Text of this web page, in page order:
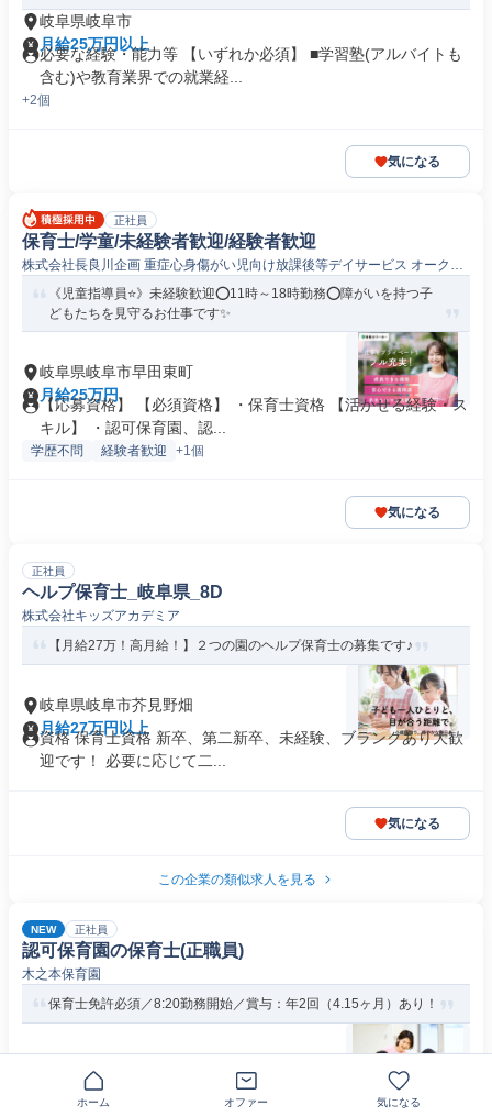
岐阜県岐阜市
月給25万円以上
必要な経験・能力等 【いずれか必須】 ■学習塾(アルバイトも
含む)や教育業界での就業経...
+2個
気になる
正社員
保育士/学童/未経験者歓迎/経験者歓迎
株式会社長良川企画 重症心身傷がい児向け放課後等デイサービス オークハ
《児童指導員⭐》未経験歓迎⭕11時～18時勤務⭕障がいを持つ子
どもたちを見守るお仕事です✨
岐阜県岐阜市早田東町
月給25万円
【応募資格】 【必須資格】 ・保育士資格 【活かせる経験・ス
キル】 ・認可保育園、認...
学歴不問 経験者歓迎 +1個
気になる
正社員
ヘルプ保育士_岐阜県_8D
株式会社キッズアカデミア
【月給27万！高月給！】２つの園のヘルプ保育士の募集です♪
岐阜県岐阜市芥見野畑
月給27万円以上
資格 保育士資格 新卒、第二新卒、未経験、ブランクあり大歓
迎です！ 必要に応じて二...
気になる
この企業の類似求人を見る
NEW 正社員
認可保育園の保育士(正職員)
木之本保育園
保育士免許必須／8:20勤務開始／賞与：年2回（4.15ヶ月）あり！
年俸310万円以上
資格 保育士
ホーム オファー 気になる